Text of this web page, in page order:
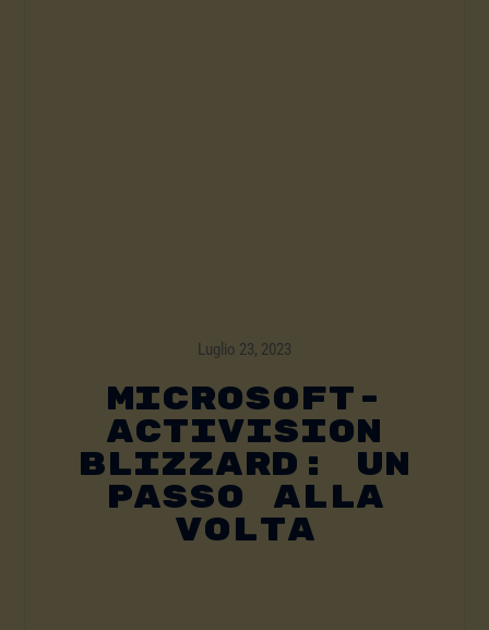
Luglio 23, 2023
MICROSOFT-
ACTIVISION
BLIZZARD: UN
PASSO ALLA
VOLTA